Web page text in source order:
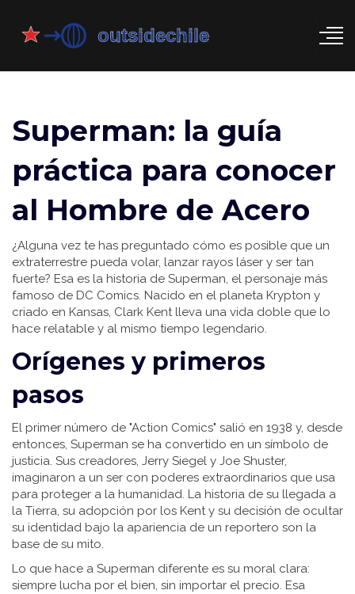
Superman: la guía
práctica para conocer
al Hombre de Acero
¿Alguna vez te has preguntado cómo es posible que un
extraterrestre pueda volar, lanzar rayos láser y ser tan
fuerte? Esa es la historia de Superman, el personaje más
famoso de DC Comics. Nacido en el planeta Krypton y
criado en Kansas, Clark Kent lleva una vida doble que lo
hace relatable y al mismo tiempo legendario.
Orígenes y primeros
pasos
El primer número de "Action Comics" salió en 1938 y, desde
entonces, Superman se ha convertido en un símbolo de
justicia. Sus creadores, Jerry Siegel y Joe Shuster,
imaginaron a un ser con poderes extraordinarios que usa
para proteger a la humanidad. La historia de su llegada a
la Tierra, su adopción por los Kent y su decisión de ocultar
su identidad bajo la apariencia de un reportero son la
base de su mito.
Lo que hace a Superman diferente es su moral clara:
siempre lucha por el bien, sin importar el precio. Esa